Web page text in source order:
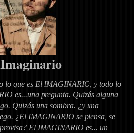
lo que es El IMAGINARIO, y todo lo
es...una pregunta. Quizás alguna
Quizás una sombra. ¿y una
¿El IMAGINARIO se piensa, se
El IMAGINARIO es... un